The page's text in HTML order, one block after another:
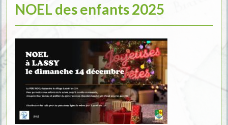
NOEL des enfants 2025